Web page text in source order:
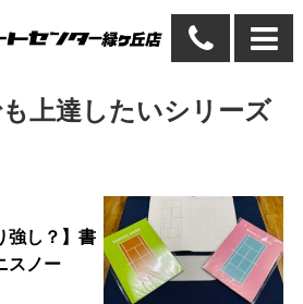
上達したいシリーズ
強し？】書
スノー